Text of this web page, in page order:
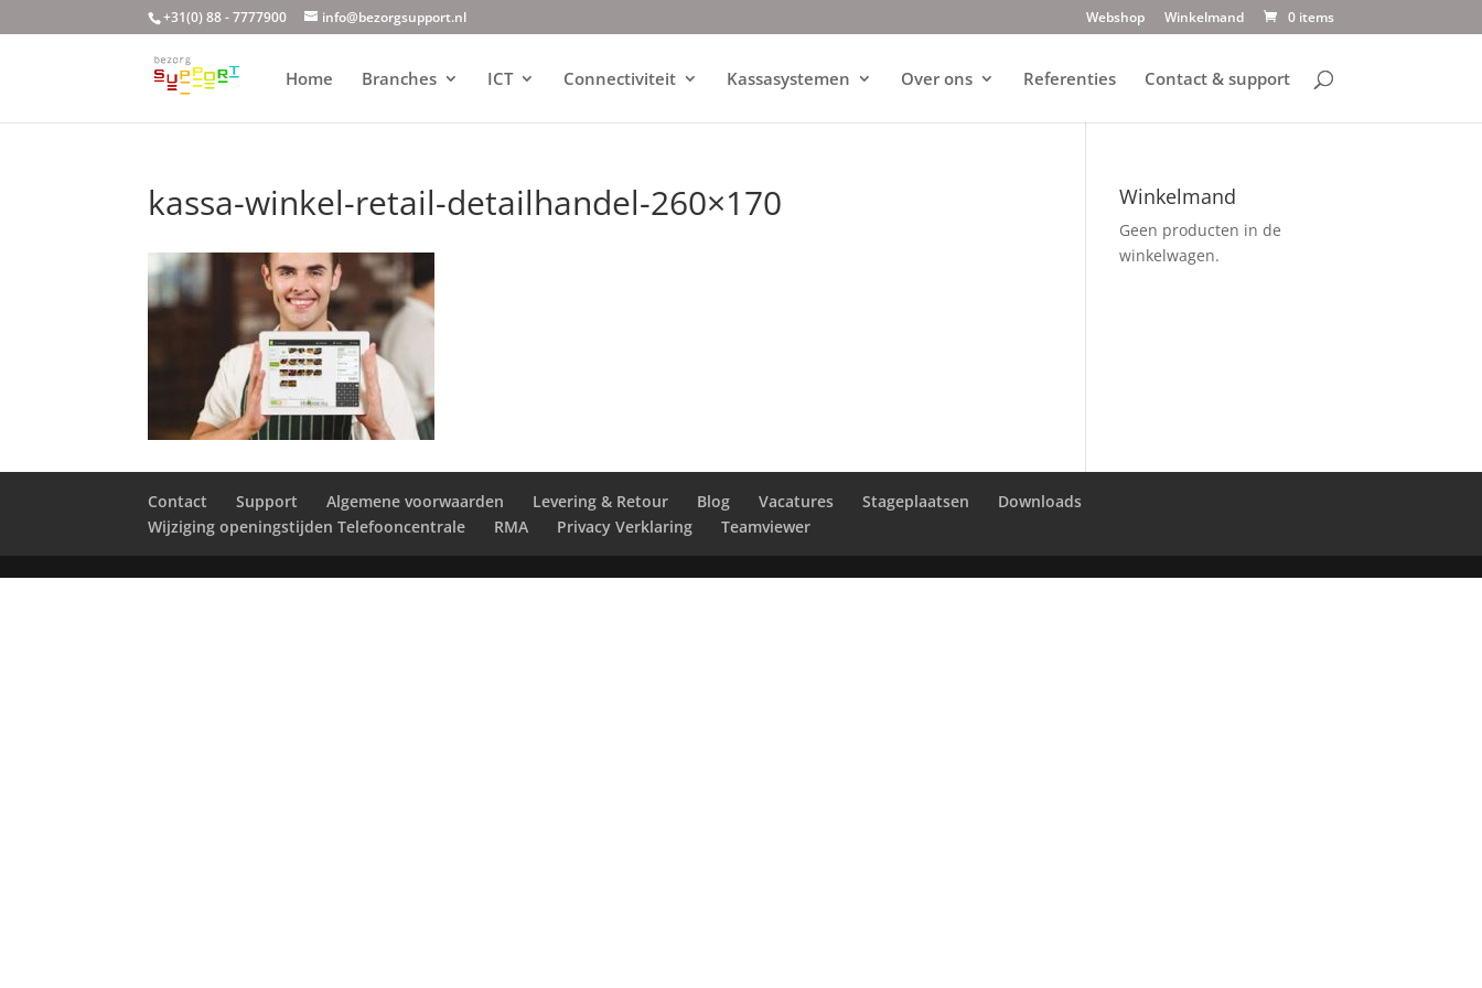
+31(0) 88 - 7777900 info@bezorgsupport.nl Webshop Winkelmand 0 items
Home Branches ICT Connectiviteit Kassasystemen Over ons Referenties Contact & support
kassa-winkel-retail-detailhandel-260×170 Winkelmand
Geen producten in de
winkelwagen.
Contact Support Algemene voorwaarden Levering & Retour Blog Vacatures Stageplaatsen
Downloads
Wijziging openingstijden Telefooncentrale
RMA Privacy Verklaring Teamviewer